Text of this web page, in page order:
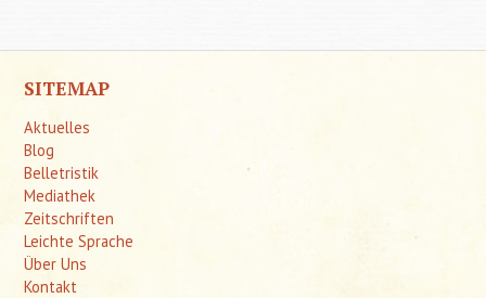
SITEMAP
Aktuelles
Blog
Belletristik
Mediathek
Zeitschriften
Leichte Sprache
Über Uns
Kontakt